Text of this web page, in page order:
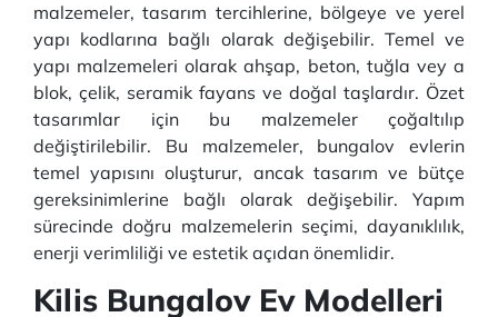
malzemeler, tasarım tercihlerine, bölgeye ve yerel
yapı kodlarına bağlı olarak değişebilir. Temel ve
yapı malzemeleri olarak ahşap, beton, tuğla vey a
blok, çelik, seramik fayans ve doğal taşlardır. Özet
tasarımlar için bu malzemeler çoğaltılıp
değiştirilebilir. Bu malzemeler, bungalov evlerin
temel yapısını oluşturur, ancak tasarım ve bütçe
gereksinimlerine bağlı olarak değişebilir. Yapım
sürecinde doğru malzemelerin seçimi, dayanıklılık,
enerji verimliliği ve estetik açıdan önemlidir.
Kilis Bungalov Ev Modelleri